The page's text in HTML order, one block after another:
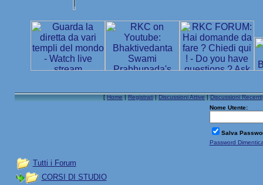
[Home|Registrati|Discussioni Attive|Discussioni Recenti
Nome Utente:
Salva
Password
Tutti i Forum
CORSI DI STUDIO